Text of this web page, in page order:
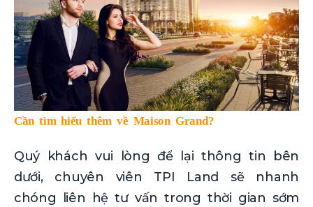
Cần tìm hiểu thêm về Maison Grand?
Quý khách vui lòng để lại thông tin bên
dưới, chuyên viên TPI Land sẽ nhanh
chóng liên hệ tư vấn trong thời gian sớm